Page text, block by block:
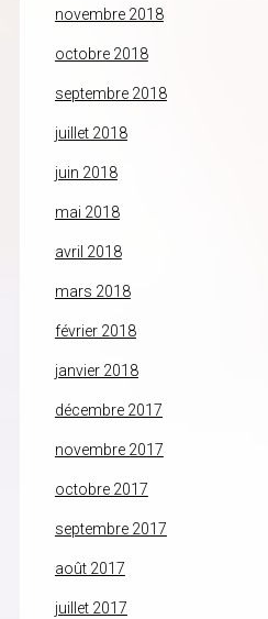
novembre 2018
octobre 2018
septembre 2018
juillet 2018
juin 2018
mai 2018
avril 2018
mars 2018
février 2018
janvier 2018
décembre 2017
novembre 2017
octobre 2017
septembre 2017
août 2017
juillet 2017